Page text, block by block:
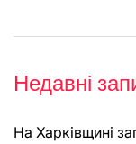
Недавні
На Харківщині